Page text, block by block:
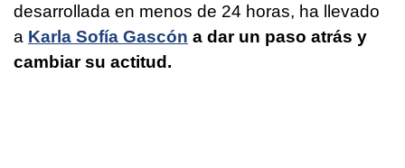
desarrollada en menos de 24 horas, ha llevado
a Karla Sofía Gascón a dar un paso atrás y
cambiar su actitud.